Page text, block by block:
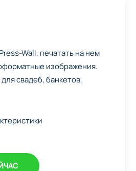
Wall, печатать на нем
изображения.
свадеб, банкетов,